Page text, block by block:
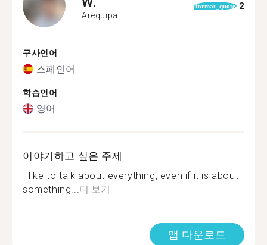
Arequipa
format_quote 2
구사언어
스페인어
학습언어
영어
이야기하고 싶은 주제
I like to talk about everything, even if it is about
something...더 보기
앱 다운로드